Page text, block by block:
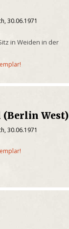
30.06.1971
in Weiden in der
(Berlin West)
30.06.1971